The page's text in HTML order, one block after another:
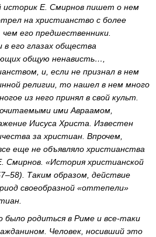
историк Е. Смирнов пишет о нем
на христианство с более
чем его предшественники.
в его глазах общества
общую ненависть…,
и, если не признал в нем
религии, то нашел в нем много
из него принял в свой культ.
ими Авраамом,
Иисуса Христа. Известен
за христиан. Впрочем,
еще не объявляло христианства
Смирнов. «История христианской
Таким образом, действие
своеобразной «оттепели»
родиться в Риме и все-таки
Человек, носивший это